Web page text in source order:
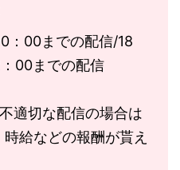
：00までの配信/18
00までの配信
適切な配信の場合は
給などの報酬が貰え